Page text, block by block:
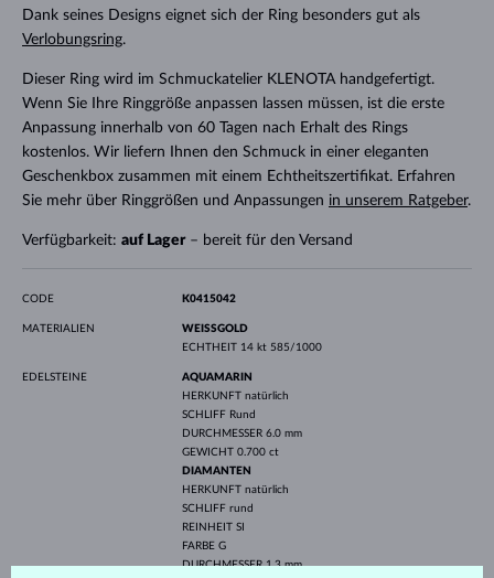
Dank seines Designs eignet sich der Ring besonders gut als
Verlobungsring.
Dieser Ring wird im Schmuckatelier KLENOTA handgefertigt.
Wenn Sie Ihre Ringgröße anpassen lassen müssen, ist die erste
Anpassung innerhalb von 60 Tagen nach Erhalt des Rings
kostenlos. Wir liefern Ihnen den Schmuck in einer eleganten
Geschenkbox zusammen mit einem Echtheitszertifikat. Erfahren
Sie mehr über Ringgrößen und Anpassungen in unserem Ratgeber.
Verfügbarkeit: auf Lager– bereit für den Versand
CODE K0415042
MATERIALIEN
WEISSGOLD
ECHTHEIT 14 kt 585/1000
EDELSTEINE
AQUAMARIN
HERKUNFT natürlich
SCHLIFF Rund
DURCHMESSER 6.0 mm
GEWICHT 0.700 ct
DIAMANTEN
HERKUNFT natürlich
SCHLIFF rund
REINHEIT SI
FARBE G
DURCHMESSER1.3 mm